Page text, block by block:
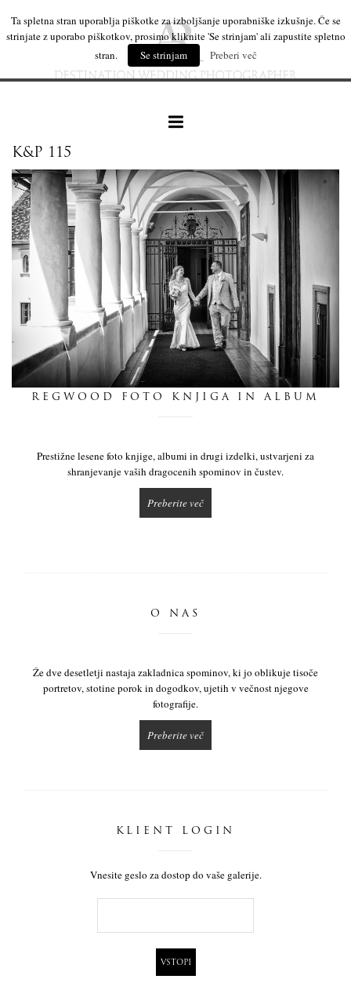
naše delo
leseni izdelki
mi
K&P 115
REGWOOD FOTO KNJIGA IN ALBUM
Prestižne lesene foto knjige, albumi in drugi izdelki, ustvarjeni za
shranjevanje vaših dragocenih spominov in čustev.
Preberite več
O NAS
Že dve desetletji nastaja zakladnica spominov, ki jo oblikuje tisoče
portretov, stotine porok in dogodkov, ujetih v večnost njegove
fotografije.
Preberite več
KLIENT LOGIN
Vnesite geslo za dostop do vaše galerije.
Ta spletna stran uporablja piškotke za izboljšanje uporabniške izkušnje. Če se
strinjate z uporabo piškotkov, prosimo kliknite 'Se strinjam' ali zapustite spletno
stran.
Se strinjam Preberi več